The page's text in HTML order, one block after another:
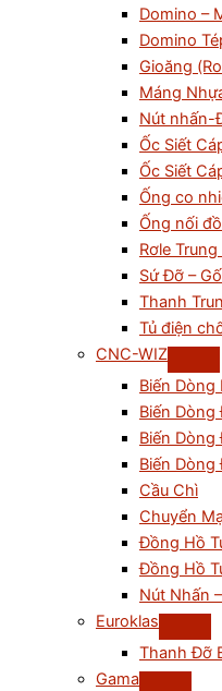
Domino –
Domino
Gioăng
Máng
Nút nhấn-
Ốc Siết
Ốc Siết
Ống co
Ống nối
Rơle
Sứ Đỡ –
Thanh
Tủ điện
CNC-WIZ
Biến Dòng
Biến Dòng
Biến
Biến
Cầu Chì
Chuyển
Đồng Hồ
Đồng Hồ
Nút Nhấn
Euroklas
Thanh Đỡ
Gama